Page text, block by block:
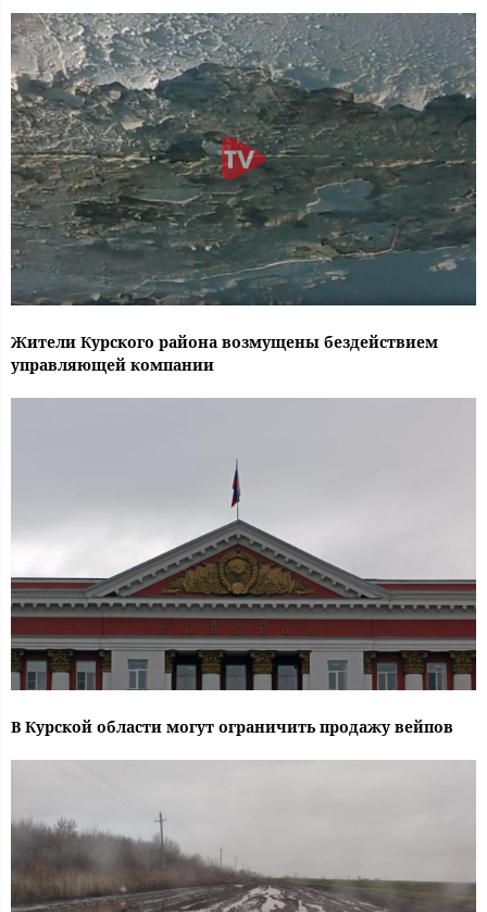
Жители Курского района возмущены бездействием
управляющей компании
В Курской области могут ограничить продажу вейпов